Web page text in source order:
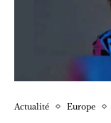
Actualité Europe